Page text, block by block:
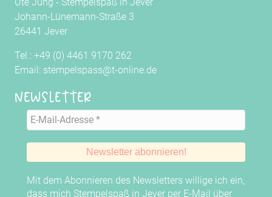
Ute Jung - Stempelspaß in Jever
Johann-Lünemann-Straße 3
26441 Jever
Tel.: +49 (0) 4461 9170 262
Email: stempelspass@t-online.de
Newsletter
Mit dem Abonnieren des Newsletters willige ich ein,
dass mich Stempelspaß in Jever per E-Mail über